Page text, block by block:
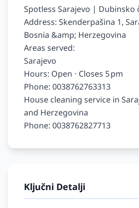
Spotless Sarajevo | Dubinsko
Address: Skenderpašina 1,
Bosnia &amp; Herzegovina
Areas served:
Sarajevo
Hours: Open ⋅ Closes 5 pm
Phone: 0038762763313
House cleaning service in
and Herzegovina
Ključni Detalji